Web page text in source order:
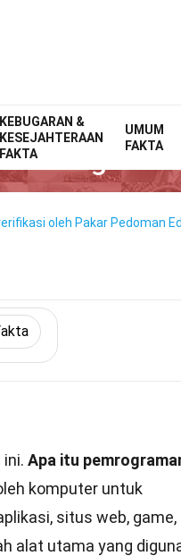
KEBUGARAN &
KESEJAHTERAAN
FAKTA
UMUM
FAKTA
Pendidikan Fakta
oleh Pakar Pedoman
Apa itu
komputer untuk
situs web, game,
alat utama yang